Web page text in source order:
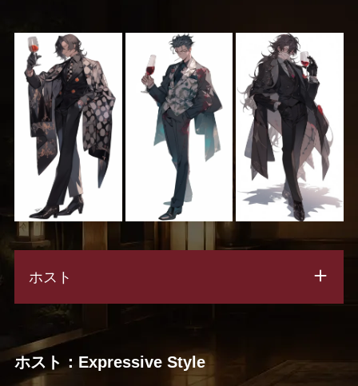
ホスト
ホスト：Expressive Style